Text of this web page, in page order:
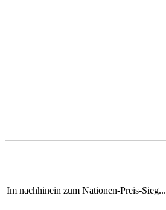
Im nachhinein zum Nationen-Preis-Sieg...